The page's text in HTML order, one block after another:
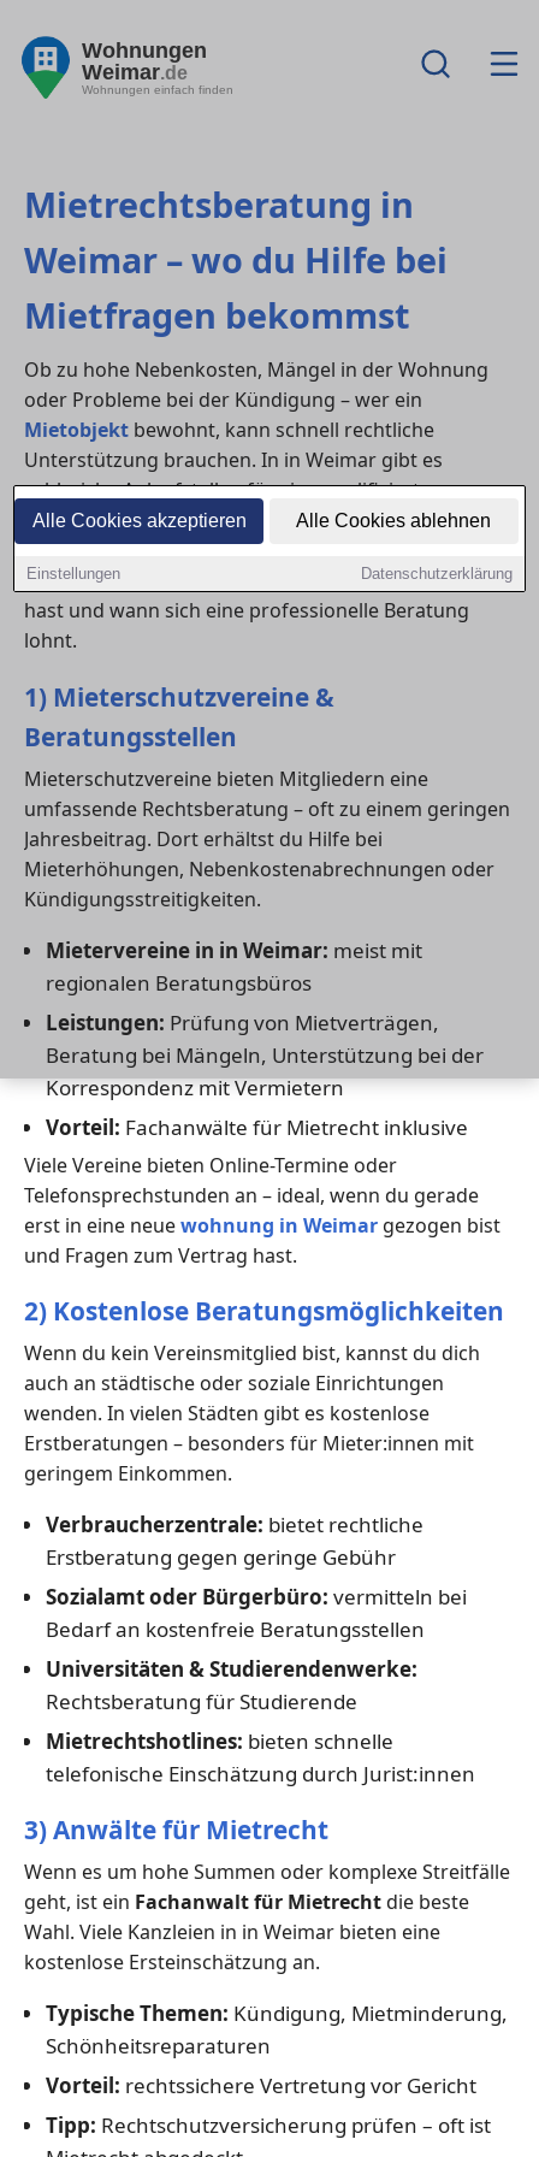
Alle Cookies akzeptieren Alle Cookies ablehnen
Einstellungen Datenschutzerklärung
Wohnungen
Weimar.de
Wohnungen einfach finden
Mietrechtsberatung in
Weimar – wo du Hilfe bei
Mietfragen bekommst
Ob zu hohe Nebenkosten, Mängel in der Wohnung
oder Probleme bei der Kündigung – wer ein
Mietobjekt bewohnt, kann schnell rechtliche
Unterstützung brauchen. In in Weimar gibt es
zahlreiche Anlaufstellen für eine qualifizierte
Mietrechtsberatung– von kostenlosen
Beratungsangeboten bis hin zu spezialisierten
Fachanwälten. Hier erfährst du, welche Optionen du
hast und wann sich eine professionelle Beratung
lohnt.
1) Mieterschutzvereine &
Beratungsstellen
Mieterschutzvereine bieten Mitgliedern eine
umfassende Rechtsberatung – oft zu einem geringen
Jahresbeitrag. Dort erhältst du Hilfe bei
Mieterhöhungen, Nebenkostenabrechnungen oder
Kündigungsstreitigkeiten.
Mietervereine in in Weimar: meist mit
regionalen Beratungsbüros
Leistungen: Prüfung von Mietverträgen,
Beratung bei Mängeln, Unterstützung bei der
Korrespondenz mit Vermietern
Vorteil: Fachanwälte für Mietrecht inklusive
Viele Vereine bieten Online-Termine oder
Telefonsprechstunden an – ideal, wenn du gerade
erst in eine neuewohnung in Weimar gezogen bist
und Fragen zum Vertrag hast.
2) Kostenlose Beratungsmöglichkeiten
Wenn du kein Vereinsmitglied bist, kannst du dich
auch an städtische oder soziale Einrichtungen
wenden. In vielen Städten gibt es kostenlose
Erstberatungen – besonders für Mieter:innen mit
geringem Einkommen.
Verbraucherzentrale: bietet rechtliche
Erstberatung gegen geringe Gebühr
Sozialamt oder Bürgerbüro: vermitteln bei
Bedarf an kostenfreie Beratungsstellen
Universitäten & Studierendenwerke:
Rechtsberatung für Studierende
Mietrechtshotlines: bieten schnelle
telefonische Einschätzung durch Jurist:innen
3) Anwälte für Mietrecht
Wenn es um hohe Summen oder komplexe Streitfälle
geht, ist ein Fachanwalt für Mietrechtdie beste
Wahl. Viele Kanzleien in in Weimar bieten eine
kostenlose Ersteinschätzung an.
Typische Themen: Kündigung, Mietminderung,
Schönheitsreparaturen
Vorteil: rechtssichere Vertretung vor Gericht
Tipp: Rechtschutzversicherung prüfen – oft ist